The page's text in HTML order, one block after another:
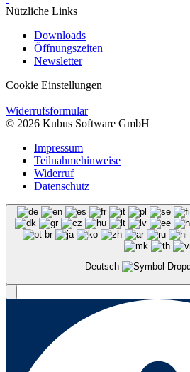
Nützliche Links
Downloads
Öffnungszeiten
Newsletter
Cookie Einstellungen
Widerrufsformular
© 2026 Kubus Software GmbH
Impressum
Teilnahmehinweise
Widerruf
Datenschutz
Deutsch